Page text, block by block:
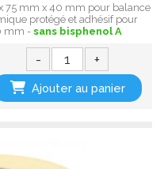
75 mm x 40 mm pour balance
protégé et adhésif pour
mm - sans bisphenol A
- +
Ajouter au panier